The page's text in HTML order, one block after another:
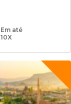
Em até
10X